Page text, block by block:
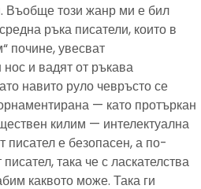
Въобще този жанр ми е бил
ръка писатели, които в
почине, увесват
и вадят от ръкава
навито руло чевръсто се
— като протъркан
килим — интелектуална
е безопасен, а по-
така че с ласкателства
каквото може. Така ги